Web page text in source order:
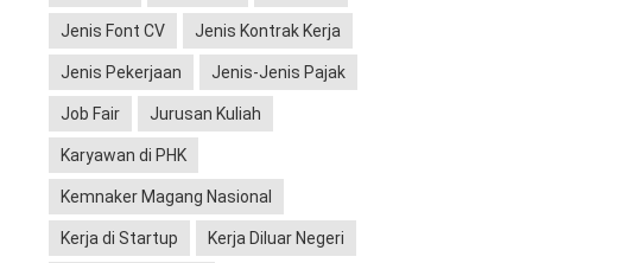
Jenis Font CV Jenis Kontrak Kerja
Jenis Pekerjaan Jenis-Jenis Pajak
Job Fair Jurusan Kuliah
Karyawan di PHK
Kemnaker Magang Nasional
Kerja di Startup Kerja Diluar Negeri